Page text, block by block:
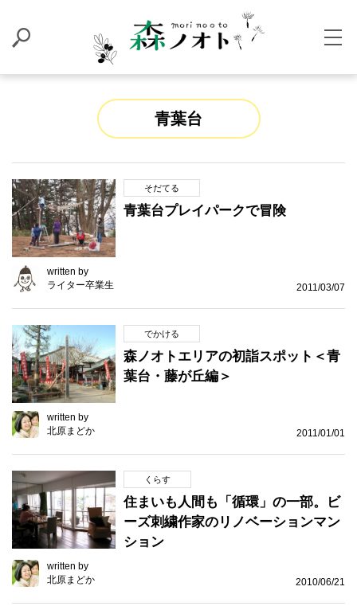
青葉台
そだてる
青葉台プレイパークで冒険
written by
ライター卒業生
2011/03/07
でかける
森ノオトエリアの初詣スポット＜青
葉台・藤が丘編＞
written by
北原まどか
2011/01/01
くらす
住まいも人間も「循環」の一部。ビ
ーズ刺繍作家のリノベーションマン
ション
written by
北原まどか
2010/06/21